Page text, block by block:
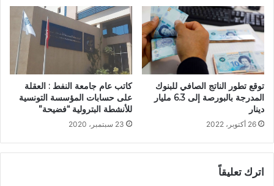
توقع تطور الناتج الصافي للبنوك
المدرجة بالبورصة إلى 6.3 مليار
دينار
26 أكتوبر، 2022
كاتب عام جامعة النفط : العقلة
على حسابات المؤسسة التونسية
للأنشطة البترولية “فضيحة”
23 سبتمبر، 2020
اترك تعليقاً